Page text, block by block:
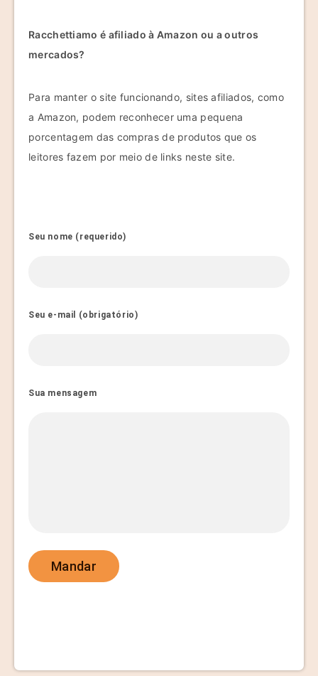
Racchettiamo é afiliado à Amazon ou a outros
mercados?
Para manter o site funcionando, sites afiliados, como
a Amazon, podem reconhecer uma pequena
porcentagem das compras de produtos que os
leitores fazem por meio de links neste site.
Seu nome (requerido)
Seu e-mail (obrigatório)
Sua mensagem